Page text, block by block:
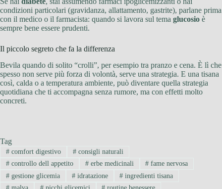
condizioni particolari (gravidanza, allattamento, gastrite), parlane prima
con il medico o il farmacista: quando si lavora sul tema glucosio è
sempre bene essere prudenti.
Il piccolo segreto che fa la differenza
Bevila quando di solito “crolli”, per esempio tra pranzo e cena. È lì che
spesso non serve più forza di volontà, serve una strategia. E una tisana
così, calda o a temperatura ambiente, può diventare quella strategia
quotidiana che ti accompagna senza rumore, ma con effetti molto
concreti.
Tag
#comfort digestivo #consigli naturali
#controllo dell appetito #erbe medicinali # fame nervosa
#gestione glicemia #idratazione # ingredienti tisana